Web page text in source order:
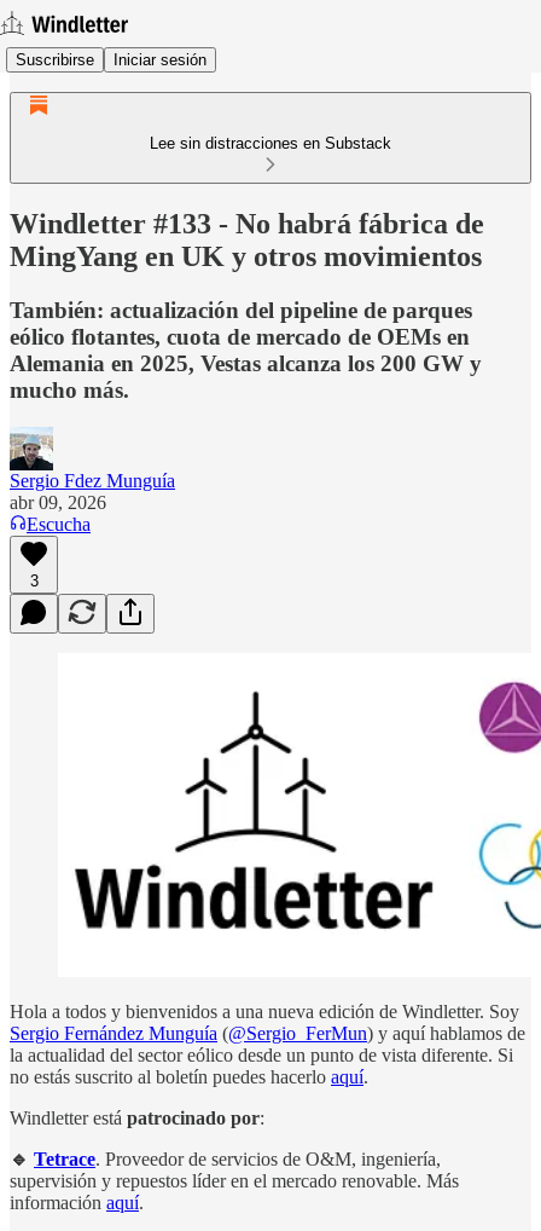
Suscribirse Iniciar sesión
Lee sin distracciones en Substack
Windletter #133 - No habrá fábrica de
MingYang en UK y otros movimientos
También: actualización del pipeline de parques
eólico flotantes, cuota de mercado de OEMs en
Alemania en 2025, Vestas alcanza los 200 GW y
mucho más.
Sergio Fdez Munguía
abr 09, 2026
Escucha
3
Hola a todos y bienvenidos a una nueva edición de Windletter. Soy
Sergio Fernández Munguía (@Sergio_FerMun) y aquí hablamos de
la actualidad del sector eólico desde un punto de vista diferente. Si
no estás suscrito al boletín puedes hacerlo aquí.
Windletter está patrocinado por:
🔹 Tetrace. Proveedor de servicios de O&M, ingeniería,
supervisión y repuestos líder en el mercado renovable. Más
información aquí.